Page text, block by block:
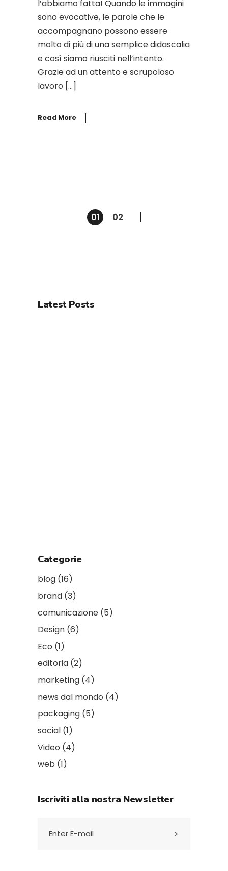
l’abbiamo fatta! Quando le immagini
sono evocative, le parole che le
accompagnano possono essere
molto di più di una semplice didascalia
e così siamo riusciti nell’intento.
Grazie ad un attento e scrupoloso
lavoro […]
Read More
Paginazione
01 02
Latest Posts
Categorie
blog (16)
brand (3)
comunicazione (5)
Design (6)
Eco (1)
editoria (2)
marketing (4)
news dal mondo (4)
packaging (5)
social (1)
Video (4)
web (1)
Iscriviti alla nostra Newsletter